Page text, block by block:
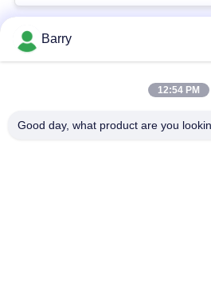
Beliebte Kategorien
Barry
12:54 PM
Good day, what product are you